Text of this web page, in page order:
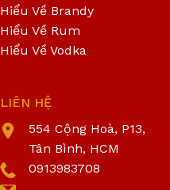
Hiểu Về Brandy
Hiểu Về Rum
Hiểu Về Vodka
LIÊN HỆ
554 Cộng Hoà, P13,
Tân Bình, HCM
0913983708